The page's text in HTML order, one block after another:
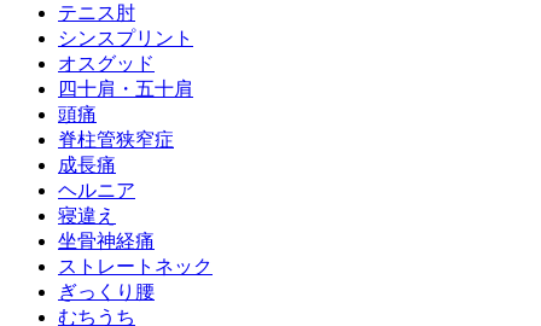
テニス肘
シンスプリント
オスグッド
四十肩・五十肩
頭痛
脊柱管狭窄症
成長痛
ヘルニア
寝違え
坐骨神経痛
ストレートネック
ぎっくり腰
むちうち